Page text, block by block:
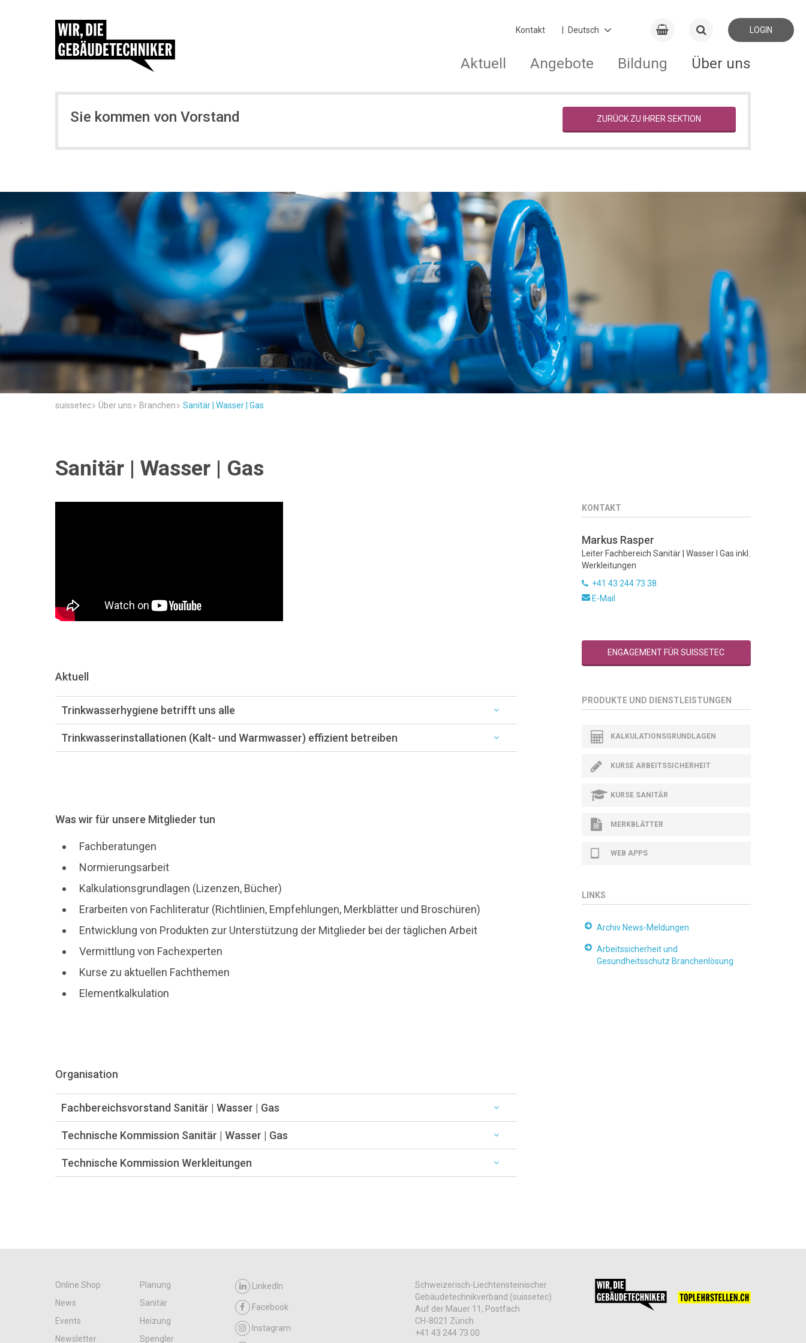
Kontakt LOGIN
Aktuell Angebote Bildung Über uns
Sie kommen von Vorstand ZURÜCK ZU IHRER SEKTION
suissetec Über uns Branchen Sanitär | Wasser | Gas
Sanitär | Wasser | Gas
Aktuell
Trinkwasserhygiene betrifft uns alle
Trinkwasserinstallationen (Kalt- und Warmwasser) effizient betreiben
Was wir für unsere Mitglieder tun
Fachberatungen
Normierungsarbeit
Kalkulationsgrundlagen (Lizenzen, Bücher)
Erarbeiten von Fachliteratur (Richtlinien, Empfehlungen, Merkblätter und Broschüren)
Entwicklung von Produkten zur Unterstützung der Mitglieder bei der täglichen Arbeit
Vermittlung von Fachexperten
Kurse zu aktuellen Fachthemen
Elementkalkulation
Organisation
Fachbereichsvorstand Sanitär | Wasser | Gas
Technische Kommission Sanitär | Wasser | Gas
Technische Kommission Werkleitungen
KONTAKT
Markus Rasper
Leiter Fachbereich Sanitär | Wasser I Gas inkl.
Werkleitungen
+41 43 244 73 38
E-Mail
ENGAGEMENT FÜR SUISSETEC
PRODUKTE UND DIENSTLEISTUNGEN
KALKULATIONSGRUNDLAGEN
KURSE ARBEITSSICHERHEIT
KURSE SANITÄR
MERKBLÄTTER
WEB APPS
LINKS
Archiv News-Meldungen
Arbeitssicherheit und
Gesundheitsschutz Branchenlösung
Online Shop
Planung
News
Sanitär
Events
Heizung
Newsletter
Spengler
LinkedIn
Facebook
Instagram
Schweizerisch-Liechtensteinischer
Gebäudetechnikverband (suissetec)
Auf der Mauer 11, Postfach
CH-8021 Zürich
+41 43 244 73 00